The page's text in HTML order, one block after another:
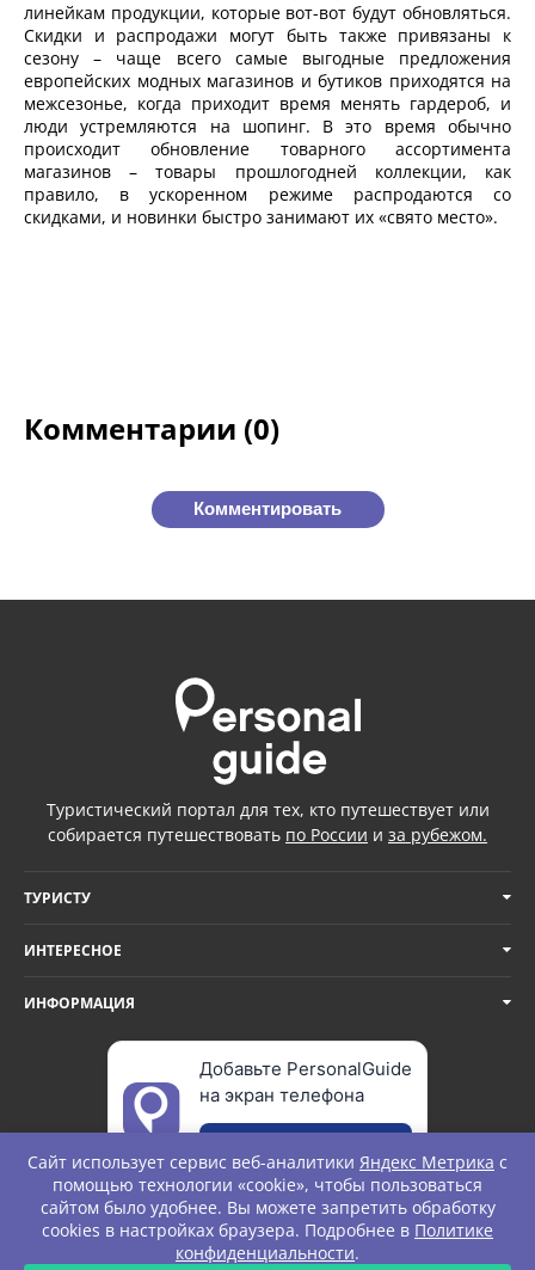
линейкам продукции, которые вот-вот будут обновляться.
Скидки и распродажи могут быть также привязаны к
сезону – чаще всего самые выгодные предложения
европейских модных магазинов и бутиков приходятся на
межсезонье, когда приходит время менять гардероб, и
люди устремляются на шопинг. В это время обычно
происходит обновление товарного ассортимента
магазинов – товары прошлогодней коллекции, как
правило, в ускоренном режиме распродаются со
скидками, и новинки быстро занимают их «свято место».
Комментарии (0)
Комментировать
Туристический портал для тех, кто путешествует или
собирается путешествовать по России и за рубежом.
ТУРИСТУ
ИНТЕРЕСНОЕ
ИНФОРМАЦИЯ
Добавьте PersonalGuide
на экран телефона
© Personal Guide. All rights Reserved.
Сайт использует сервис веб-аналитики Яндекс Метрика с
помощью технологии «cookie», чтобы пользоваться
сайтом было удобнее. Вы можете запретить обработку
cookies в настройках браузера. Подробнее в Политике
конфиденциальности.